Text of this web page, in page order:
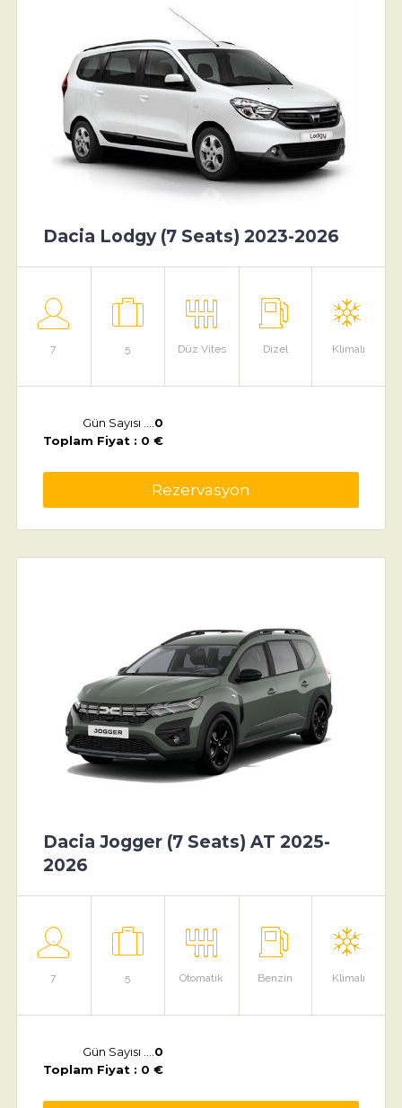
Dacia Lodgy (7 Seats) 2023-2026
7 5 Düz Vites Dizel Klimalı
Gün Sayısı .... 0
Toplam Fiyat : 0 €
Rezervasyon
Dacia Jogger (7 Seats) AT 2025-
2026
7 5 Otomatik Benzin Klimalı
Gün Sayısı .... 0
Toplam Fiyat : 0 €